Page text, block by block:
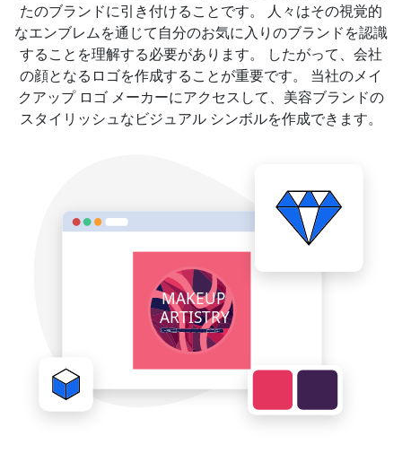
たのブランドに引き付けることです。 人々はその視覚的
なエンブレムを通じて自分のお気に入りのブランドを認識
することを理解する必要があります。 したがって、会社
の顔となるロゴを作成することが重要です。 当社のメイ
クアップ ロゴ メーカーにアクセスして、美容ブランドの
スタイリッシュなビジュアル シンボルを作成できます。